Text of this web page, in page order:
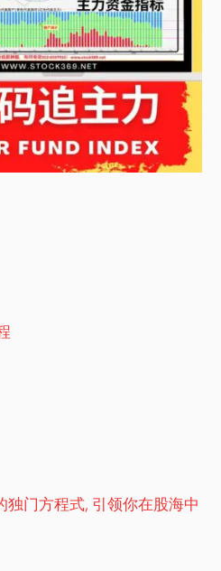
独门方程式, 引领你在股海中